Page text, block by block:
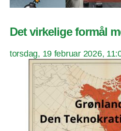
Det virkelige formål
torsdag, 19 februar 2026,